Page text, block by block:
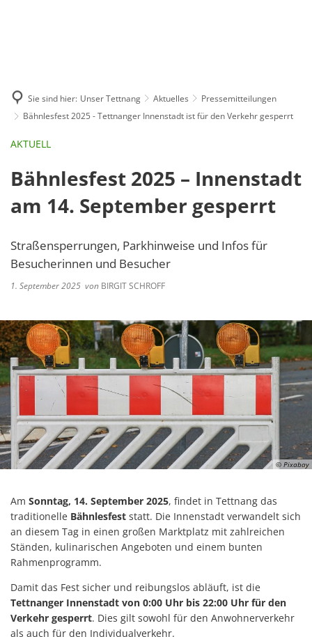
Sie sind hier: Unser Tettnang Aktuelles
Pressemitteilungen
Bähnlesfest 2025 - Tettnanger Innenstadt ist für den Verkehr gesperrt
AKTUELL
Bähnlesfest 2025 – Innenstadt
am 14. September gesperrt
Straßensperrungen, Parkhinweise und Infos für
Besucherinnen und Besucher
1. September 2025 von BIRGIT SCHROFF
© Pixabay
Am Sonntag, 14. September 2025, findet in Tettnang das
traditionelle Bähnlesfest statt. Die Innenstadt verwandelt sich
an diesem Tag in einen großen Marktplatz mit zahlreichen
Ständen, kulinarischen Angeboten und einem bunten
Rahmenprogramm.
Damit das Fest sicher und reibungslos abläuft, ist die
Tettnanger Innenstadt von 0:00 Uhr bis 22:00 Uhr für den
Verkehr gesperrt. Dies gilt sowohl für den Anwohnerverkehr
als auch für den Individualverkehr.